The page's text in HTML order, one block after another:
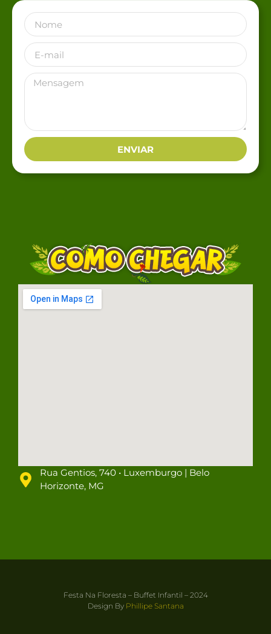
ENVIAR
Rua Gentios, 740 • Luxemburgo | Belo
Horizonte, MG
Festa Na Floresta – Buffet Infantil – 2024
Design By Phillipe Santana